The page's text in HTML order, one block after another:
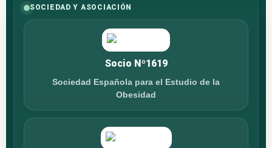
SOCIEDAD Y ASOCIACIÓN
Socio Nº1619
Sociedad Española para el Estudio de la
Obesidad